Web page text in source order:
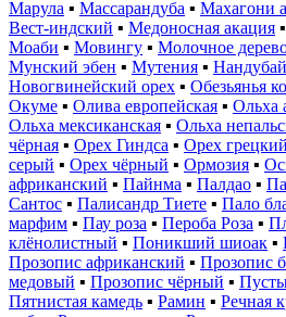
Марула ▪ Массарандуба ▪ Махагони
Вест-индский ▪ Медоносная акация ▪
Моаби ▪ Мовингу ▪ Молочное
Мунский эбен ▪ Мутения ▪ Нандубай
Новогвинейский орех ▪ Обезьянья
Окуме ▪ Олива европейская ▪ Ольха
Ольха мексиканская ▪ Ольха
чёрная ▪ Орех Гиндса ▪ Орех грецкий
серый ▪ Орех чёрный ▪ Ормозия ▪
африканский ▪ Пайнма ▪ Палдао ▪
Сантос ▪ Палисандр Тиете ▪ Пало
марфим ▪ Пау роза ▪ Пероба Роза ▪
клёнолистный ▪ Поникший шиоак ▪
Прозопис африканский ▪ Прозопис
медовый ▪ Прозопис чёрный ▪
Пятнистая камедь ▪ Рамин ▪ Речная